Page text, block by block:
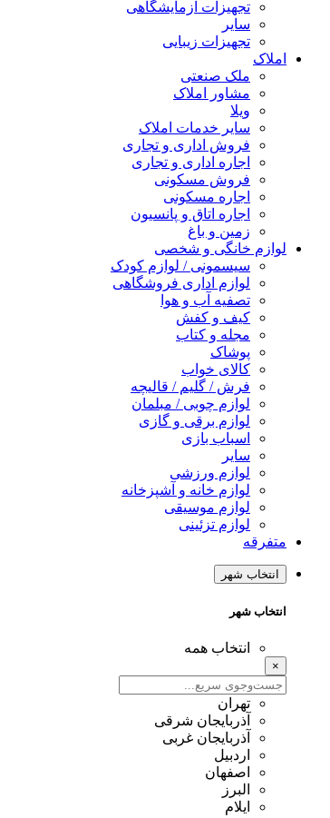
تجهیزات آزمایشگاهی
سایر
تجهیزات زیبایی
املاک
ملک صنعتی
مشاور املاک
ویلا
سایر خدمات املاک
فروش اداری و تجاری
اجاره اداری و تجاری
فروش مسکونی
اجاره مسکونی
اجاره اتاق و پانسیون
زمین و باغ
لوازم خانگی و شخصی
سیسمونی / لوازم کودک
لوازم اداری فروشگاهی
تصفیه آب و هوا
کیف و کفش
مجله و کتاب
پوشاک
کالای خواب
فرش / گلیم / قالیچه
لوازم چوبی / مبلمان
لوازم برقی و گازی
اسباب بازی
سایر
لوازم ورزشی
لوازم خانه و آشپزخانه
لوازم موسیقی
لوازم تزئینی
متفرقه
انتخاب شهر
انتخاب شهر
انتخاب همه
×
تهران
آذربایجان شرقی
آذربایجان غربی
اردبیل
اصفهان
البرز
ایلام